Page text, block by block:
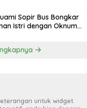
Sopir Bus Bongkar
Istri dengan Oknum
untuk widget